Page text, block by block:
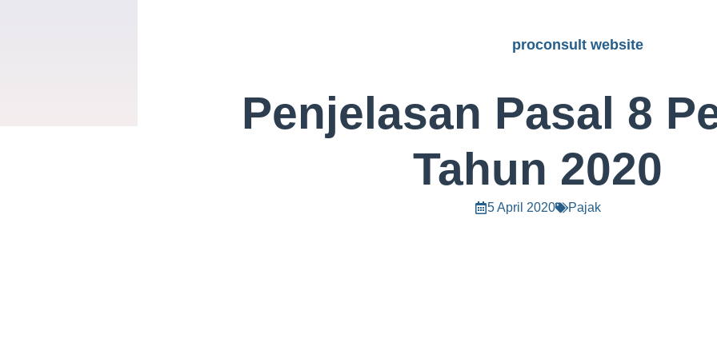
proconsult website
Penjelasan Pasal 8
Tahun 2020
5 April 2020 Pajak